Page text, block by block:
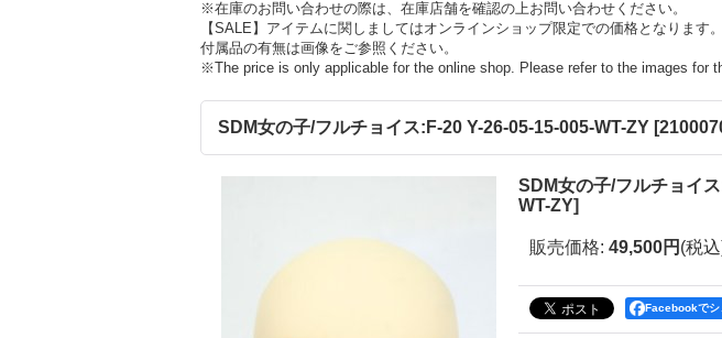
※在庫のお問い合わせの際は、在庫店舗を確認の上お問い合わせください。
【SALE】アイテムに関しましてはオンラインショップ限定での価格となります。
付属品の有無は画像をご参照ください。
※The price is only applicable for the online shop. Please refer to the images for
SDM女の子/フルチョイス:F-20 Y-26-05-15-005-WT-ZY [
SDM女の子/フルチョイ
WT-ZY]
販売価格: 49,500円 (税
Facebookでシ